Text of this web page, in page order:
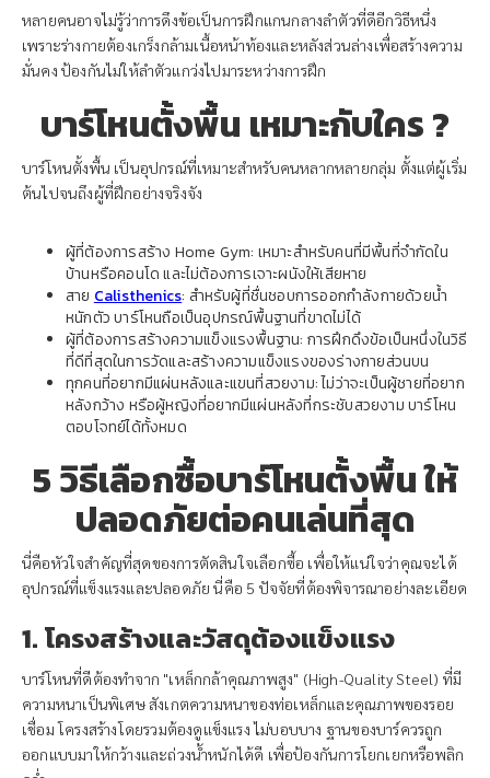
หลายคนอาจไม่รู้ว่าการดึงข้อเป็นการฝึกแกนกลางลำตัวที่ดีอีกวิธีหนึ่ง
เพราะร่างกายต้องเกร็งกล้ามเนื้อหน้าท้องและหลังส่วนล่างเพื่อสร้างความ
มั่นคง ป้องกันไม่ให้ลำตัวแกว่งไปมาระหว่างการฝึก
บาร์โหนตั้งพื้น เหมาะกับใคร ?
บาร์โหนตั้งพื้น เป็นอุปกรณ์ที่เหมาะสำหรับคนหลากหลายกลุ่ม ตั้งแต่ผู้เริ่ม
ต้นไปจนถึงผู้ที่ฝึกอย่างจริงจัง
ผู้ที่ต้องการสร้าง Home Gym: เหมาะสำหรับคนที่มีพื้นที่จำกัดใน
บ้านหรือคอนโด และไม่ต้องการเจาะผนังให้เสียหาย
สาย Calisthenics: สำหรับผู้ที่ชื่นชอบการออกกำลังกายด้วยน้ำ
หนักตัว บาร์โหนถือเป็นอุปกรณ์พื้นฐานที่ขาดไม่ได้
ผู้ที่ต้องการสร้างความแข็งแรงพื้นฐาน: การฝึกดึงข้อเป็นหนึ่งในวิธี
ที่ดีที่สุดในการวัดและสร้างความแข็งแรงของร่างกายส่วนบน
ทุกคนที่อยากมีแผ่นหลังและแขนที่สวยงาม: ไม่ว่าจะเป็นผู้ชายที่อยาก
หลังกว้าง หรือผู้หญิงที่อยากมีแผ่นหลังที่กระชับสวยงาม บาร์โหน
ตอบโจทย์ได้ทั้งหมด
5 วิธีเลือกซื้อบาร์โหนตั้งพื้น ให้
ปลอดภัยต่อคนเล่นที่สุด
นี่คือหัวใจสำคัญที่สุดของการตัดสินใจเลือกซื้อ เพื่อให้แน่ใจว่าคุณจะได้
อุปกรณ์ที่แข็งแรงและปลอดภัย นี่คือ 5 ปัจจัยที่ต้องพิจารณาอย่างละเอียด
1. โครงสร้างและวัสดุต้องแข็งแรง
บาร์โหนที่ดีต้องทำจาก "เหล็กกล้าคุณภาพสูง" (High-Quality Steel) ที่มี
ความหนาเป็นพิเศษ สังเกตความหนาของท่อเหล็กและคุณภาพของรอย
เชื่อม โครงสร้างโดยรวมต้องดูแข็งแรง ไม่บอบบาง ฐานของบาร์ควรถูก
ออกแบบมาให้กว้างและถ่วงน้ำหนักได้ดี เพื่อป้องกันการโยกเยกหรือพลิก